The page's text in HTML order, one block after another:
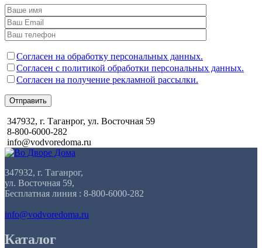
Согласен на обработку персональных данных.
Согласен с политикой обработки персональных данных.
Согласен на получение рекламной рассылки.
Отправить
347932, г. Таганрог, ул. Восточная 59
8-800-6000-282
info@vodvoredoma.ru
347932, г. Таганрог,
ул. Восточная 59,
Бесплатная линия : 8-800-6000-282
info@vodvoredoma.ru
Каталог